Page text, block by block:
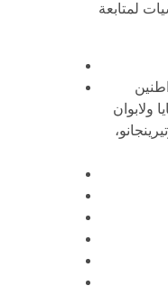
لمتابعة
ماليزي للمواطنين
ولابوان